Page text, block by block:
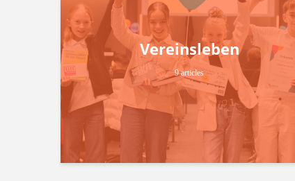
Vereinsleben
9 articles